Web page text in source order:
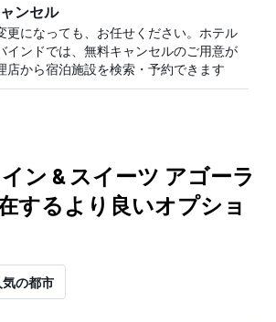
ンセル
更になっても、お任せください。ホテル
インドでは、無料キャンセルのご用意が
店から宿泊施設を検索・予約できます
ン & スイーツ アゴーラ
するより良いオプショ
気の都市